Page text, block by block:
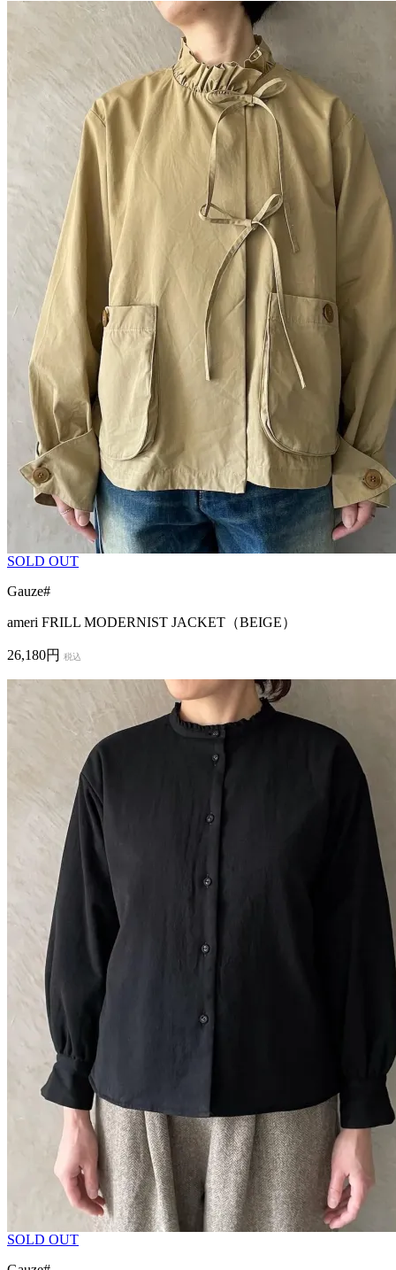
SOLD OUT
Gauze#
ameri FRILL MODERNIST JACKET（BEIGE）
26,180円 税込
SOLD OUT